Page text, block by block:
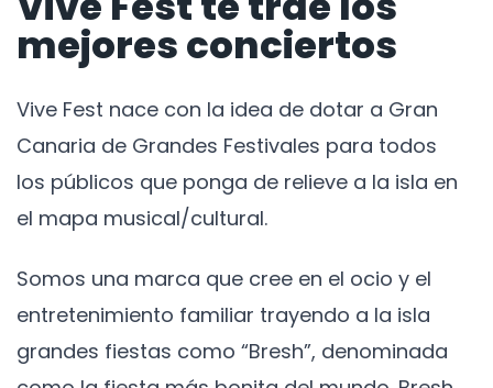
mejores conciertos
Vive Fest nace con la idea de dotar a Gran
Canaria de Grandes Festivales para todos
los públicos que ponga de relieve a la isla en
el mapa musical/cultural.
Somos una marca que cree en el ocio y el
entretenimiento familiar trayendo a la isla
grandes fiestas como “Bresh”, denominada